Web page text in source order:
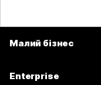
Малий бізнес
Enterprise